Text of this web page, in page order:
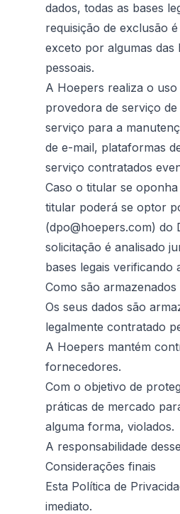
dados, todas as bases
requisição de exclusão
exceto por algumas das
pessoais.
A Hoepers realiza o
provedora de serviço
serviço para a
de e-mail, plataformas
serviço contratados
Caso o titular se
titular poderá se optor
(dpo@hoepers.com) do
solicitação é analisado
bases legais verificando
Como são
Os seus dados são
legalmente contratado
A Hoepers mantém
fornecedores.
Com o objetivo de
práticas de mercado
alguma forma, violados.
A responsabilidade
Considerações finais
Esta Política de
imediato.